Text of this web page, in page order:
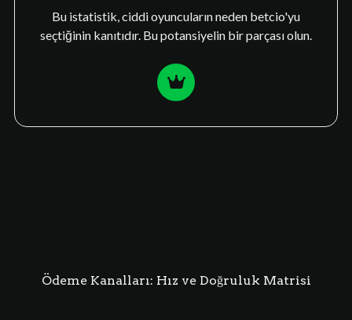
Bu istatistik, ciddi oyuncuların neden betcio'yu
seçtiğinin kanıtıdır. Bu potansiyelin bir parçası olun.
Ödeme Kanalları: Hız ve Doğruluk Matrisi